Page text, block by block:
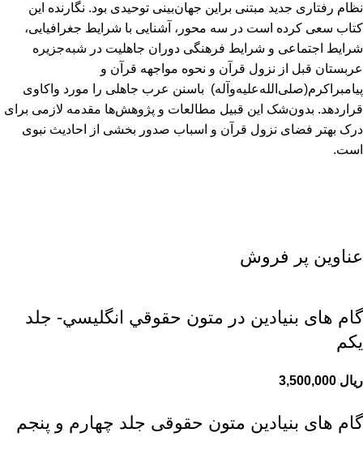
نظام رفتاری جدید مبتنی براین جهان‌بینی توحیدی بود. نگارنده این
کتاب سعی کرده است در سه محور، آشنایی با شرایط جغرافیایی،
شرایط اجتماعی و شرایط فرهنگی دوران جاهلیت در شبه‌جزیره
عربستان قبل از نزول قرآن و نحوه مواجهه قرآن و
پیامبراکرم(صلی‌الله‌علیه‌وآله) باسنن عرب جاهلی را مورد واکاوی
قراردهد. بدون‌شک این قبیل مطالعات و پژوهش‌ها مقدمه لازمی برای
درک بهتر فضای نزول قرآن و اسباب صدور بخشی از احادیث نبوی
است.
عناوین پر فروش
گام های بنیادین در متون حقوقي انگليسي- جلد
يكم
ریال
گام های بنیادین متون حقوقی جلد چهارم و پنجم